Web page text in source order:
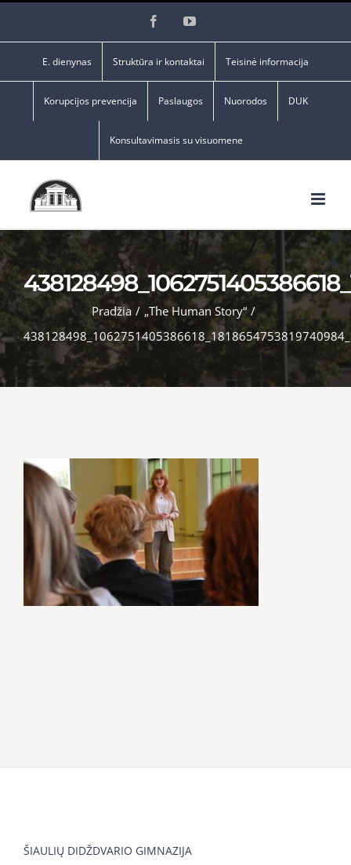
FacebookYouTube
E. dienynas Struktūra ir kontaktai Teisinė informacija
Korupcijos prevencija Paslaugos Nuorodos DUK
Konsultavimasis su visuomene
Pradžia / „The Human Story“ /
ŠIAULIŲ DIDŽDVARIO GIMNAZIJA